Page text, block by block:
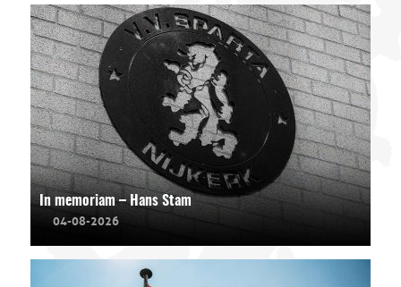
In memoriam – Hans Stam
04-08-2026